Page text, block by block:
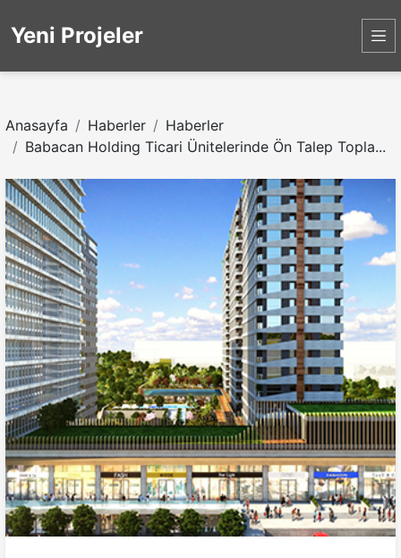
Yeni Projeler
Anasayfa Haberler
Haberler
Babacan Holding Ticari Ünitelerinde Ön Talep Topla...